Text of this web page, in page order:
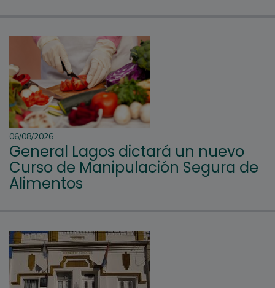
06/08/2026
General Lagos dictará un nuevo
Curso de Manipulación Segura de
Alimentos